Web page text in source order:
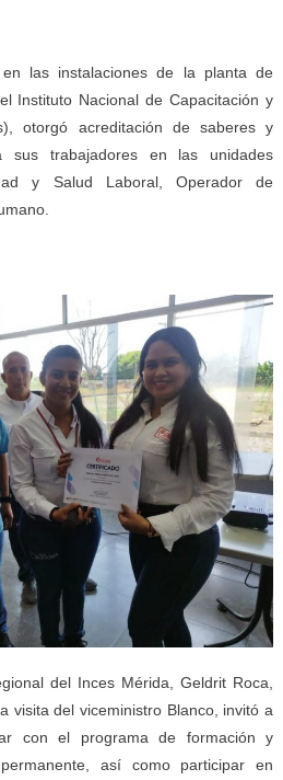
las instalaciones de la planta de
Instituto Nacional de Capacitación y
otorgó acreditación de saberes y
sus trabajadores en las unidades
y Salud Laboral, Operador de
del Inces Mérida, Geldrit Roca,
visita del viceministro Blanco, invitó a
con el programa de formación y
así como participar en